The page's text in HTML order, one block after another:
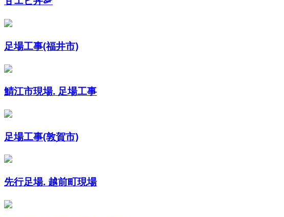
足場工事(福井市)
鯖江市現場. 足場工事
足場工事(敦賀市)
先行足場. 越前町現場